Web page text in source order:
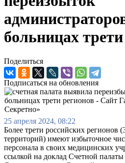
больницах
Поделиться
Подписаться на обновления
25 апреля 2024, 08:22
Более трети российских регионов
территорий) имеют избыточное
персонала в своих медицинских
ссылкой на доклад Счетной